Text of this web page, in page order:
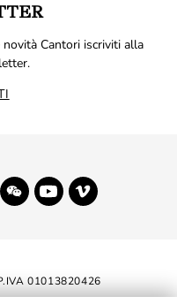
Cantori iscriviti alla
01013820426